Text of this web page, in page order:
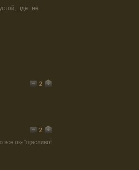
где не
2
2
все ок- "щасливої